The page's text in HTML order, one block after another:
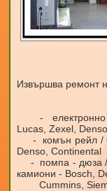
Извършва ремонт
- електронно
Lucas, Zexel, Denso
- комън рейл /
Denso, Continental
- помпа - дюза /
камиони - Bosch,
Cummins,